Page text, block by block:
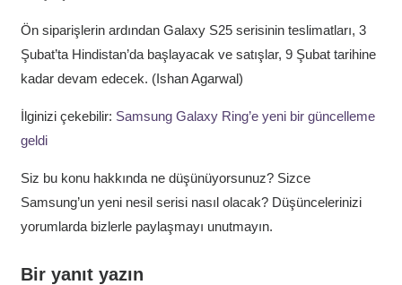
Ön siparişlerin ardından Galaxy S25 serisinin teslimatları, 3
Şubat’ta Hindistan’da başlayacak ve satışlar, 9 Şubat tarihine
kadar devam edecek. (Ishan Agarwal)
İlginizi çekebilir: Samsung Galaxy Ring’e yeni bir güncelleme
geldi
Siz bu konu hakkında ne düşünüyorsunuz? Sizce
Samsung’un yeni nesil serisi nasıl olacak? Düşüncelerinizi
yorumlarda bizlerle paylaşmayı unutmayın.
Bir yanıt yazın